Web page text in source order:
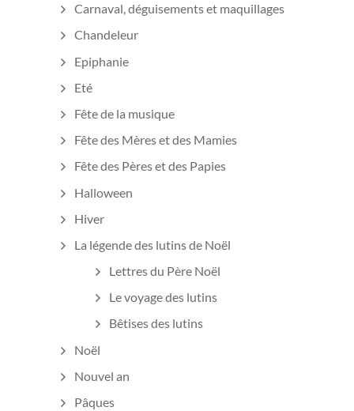
Carnaval, déguisements et maquillages
Chandeleur
Epiphanie
Eté
Fête de la musique
Fête des Mères et des Mamies
Fête des Pères et des Papies
Halloween
Hiver
La légende des lutins de Noël
Lettres du Père Noël
Le voyage des lutins
Bêtises des lutins
Noël
Nouvel an
Pâques